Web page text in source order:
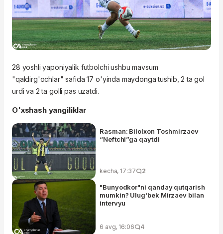
28 yoshli yaponiyalik futbolchi ushbu mavsum
"qaldirg'ochlar" safida 17 o'yinda maydonga tushib, 2 ta gol
urdi va 2 ta golli pas uzatdi.
O'xshash yangiliklar
Rasman: Bilolxon Toshmirzaev
“Neftchi”ga qaytdi
kecha, 17:37 2
"Bunyodkor"ni qanday qutqarish
mumkin? Ulug'bek Mirzaev bilan
intervyu
6 avg, 16:06 4